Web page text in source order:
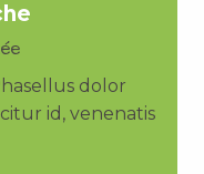
dolor
id, venenatis